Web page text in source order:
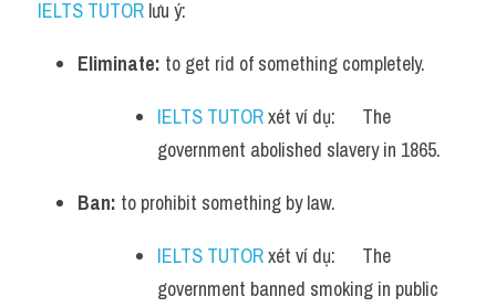
IELTS TUTOR lưu ý:​
Eliminate: to get rid of something completely.
IELTS TUTOR xét ví dụ:      The
government abolished slavery in 1865.
Ban: to prohibit something by law.
IELTS TUTOR xét ví dụ:      The
government banned smoking in public